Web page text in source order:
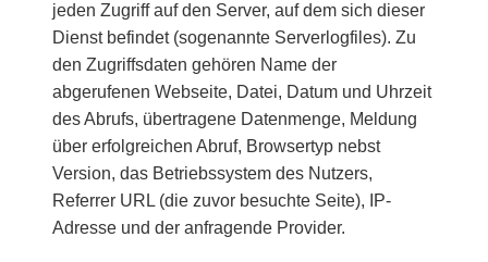
jeden Zugriff auf den Server, auf dem sich dieser
Dienst befindet (sogenannte Serverlogfiles). Zu
den Zugriffsdaten gehören Name der
abgerufenen Webseite, Datei, Datum und Uhrzeit
des Abrufs, übertragene Datenmenge, Meldung
über erfolgreichen Abruf, Browsertyp nebst
Version, das Betriebssystem des Nutzers,
Referrer URL (die zuvor besuchte Seite), IP-
Adresse und der anfragende Provider.